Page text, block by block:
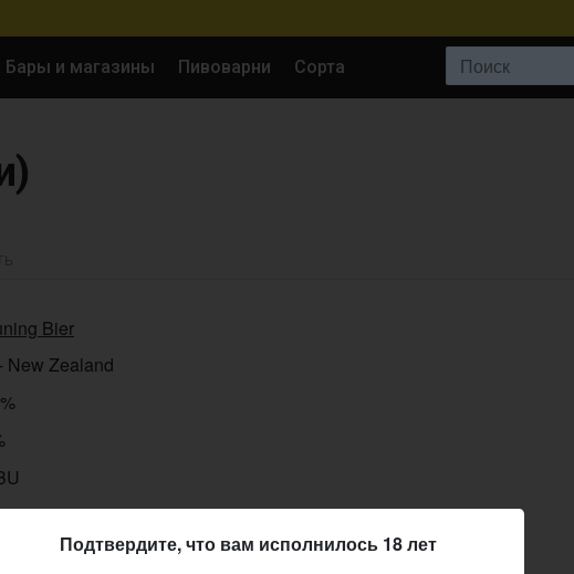
Бары и магазины Пивоварни Сорта
Bier
New Zealand
Подтвердите, что вам исполнилось 18 лет